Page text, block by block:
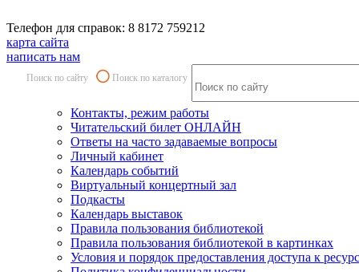
Телефон для справок: 8 8172 759212
карта сайта
написать нам
Поиск по сайту Поиск по каталогу
Контакты, режим работы
Читательский билет ОНЛАЙН
Ответы на часто задаваемые вопросы
Личный кабинет
Календарь событий
Виртуальный концертный зал
Подкасты
Календарь выставок
Правила пользования библиотекой
Правила пользования библиотекой в картинках
Условия и порядок предоставления доступа к